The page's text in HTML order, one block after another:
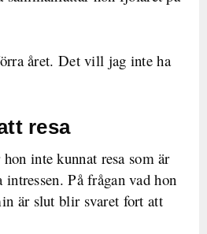
året. Det vill jag inte ha
resa
inte kunnat resa som är
På frågan vad hon
är slut blir svaret fort att